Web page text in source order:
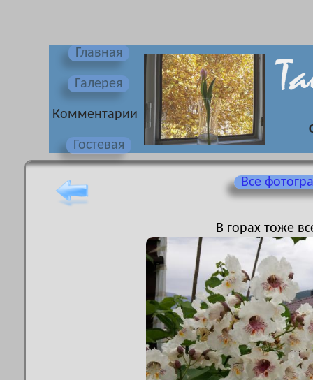
Главная
Галерея
Комментарии
Гостевая
Все
В горах тоже